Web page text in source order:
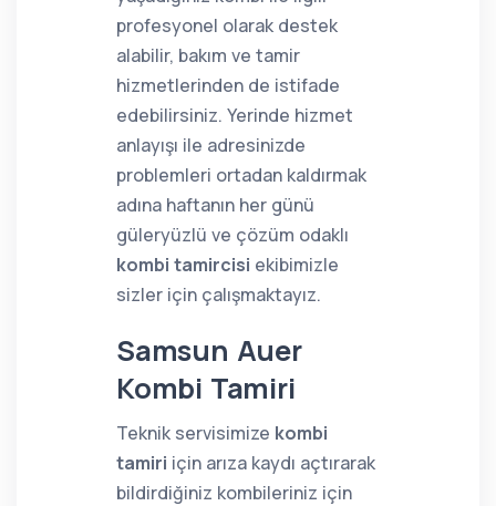
profesyonel olarak destek
alabilir, bakım ve tamir
hizmetlerinden de istifade
edebilirsiniz. Yerinde hizmet
anlayışı ile adresinizde
problemleri ortadan kaldırmak
adına haftanın her günü
güleryüzlü ve çözüm odaklı
kombi tamircisi ekibimizle
sizler için çalışmaktayız.
Samsun Auer
Kombi Tamiri
Teknik servisimize kombi
tamiri için arıza kaydı açtırarak
bildirdiğiniz kombileriniz için